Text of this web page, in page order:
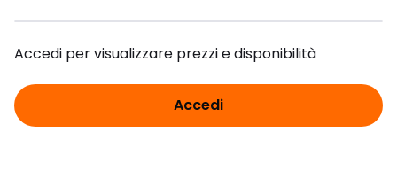
Accedi per visualizzare prezzi e disponibilità
Accedi